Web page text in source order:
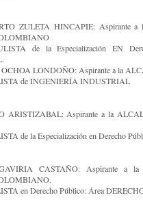
ZULETA HINCAPIE: Aspirante
de la Especialización EN
LONDOÑO: Aspirante a la
de INGENIERÍA INDUSTRIAL
ARISTIZABAL: Aspirante a la
de la Especialización en Derecho
CASTAÑO: Aspirante a
en Derecho Público: Área